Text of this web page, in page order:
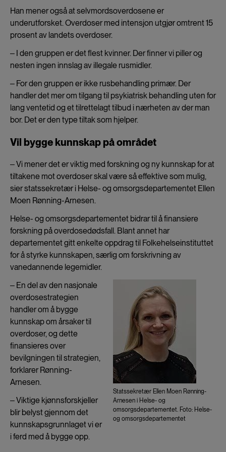
Han mener også at selvmordsoverdosene er
underutforsket. Overdoser med intensjon utgjør omtrent 15
prosent av landets overdoser.
‒ I den gruppen er det flest kvinner. Der finner vi piller og
nesten ingen innslag av illegale rusmidler.
‒ For den gruppen er ikke rusbehandling primær. Der
handler det mer om tilgang til psykiatrisk behandling uten for
lang ventetid og et tilrettelagt tilbud i nærheten av der man
bor. Det er den type tiltak som hjelper.
Vil bygge kunnskap på området
‒ Vi mener det er viktig med forskning og ny kunnskap for at
tiltakene mot overdoser skal være så effektive som mulig,
sier statssekretær i Helse- og omsorgsdepartementet Ellen
Moen Rønning-Arnesen.
Helse- og omsorgsdepartementet bidrar til å finansiere
forskning på overdosedødsfall. Blant annet har
departementet gitt enkelte oppdrag til Folkehelseinstituttet
for å styrke kunnskapen, særlig om forskrivning av
vanedannende legemidler.
Statssekretær Ellen Moen Rønning-
Arnesen i Helse- og
omsorgsdepartementet. Foto: Helse-
og omsorgsdepartementet
‒ En del av den nasjonale
overdosestrategien
handler om å bygge
kunnskap om årsaker til
overdoser, og dette
finansieres over
bevilgningen til strategien,
forklarer Rønning-
Arnesen.
‒ Viktige kjønnsforskjeller
blir belyst gjennom det
kunnskapsgrunnlaget vi er
i ferd med å bygge opp.